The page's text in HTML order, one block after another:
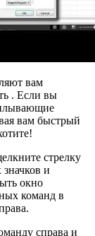
вам
. Если вы
вам быстрый
стрелку
и
окно
команд в
справа и